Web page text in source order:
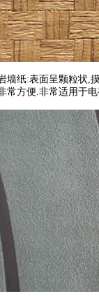
:表面呈颗粒状,摸
常方便.非常适用于